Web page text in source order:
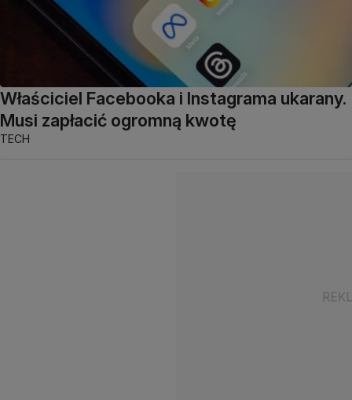
Właściciel Facebooka i Instagrama ukarany.
Musi zapłacić ogromną kwotę
TECH